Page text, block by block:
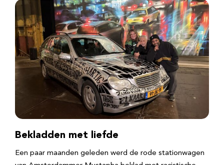
Bekladden met liefde
Een paar maanden geleden werd de rode stationwagen